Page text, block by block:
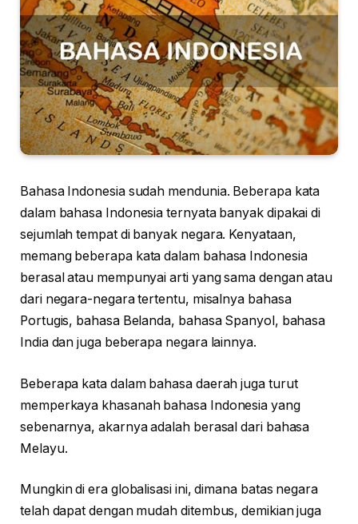
Bahasa Indonesia sudah mendunia. Beberapa kata
dalam bahasa Indonesia ternyata banyak dipakai di
sejumlah tempat di banyak negara. Kenyataan,
memang beberapa kata dalam bahasa Indonesia
berasal atau mempunyai arti yang sama dengan atau
dari negara-negara tertentu, misalnya bahasa
Portugis, bahasa Belanda, bahasa Spanyol, bahasa
India dan juga beberapa negara lainnya.
Beberapa kata dalam bahasa daerah juga turut
memperkaya khasanah bahasa Indonesia yang
sebenarnya, akarnya adalah berasal dari bahasa
Melayu.
Mungkin di era globalisasi ini, dimana batas negara
telah dapat dengan mudah ditembus, demikian juga